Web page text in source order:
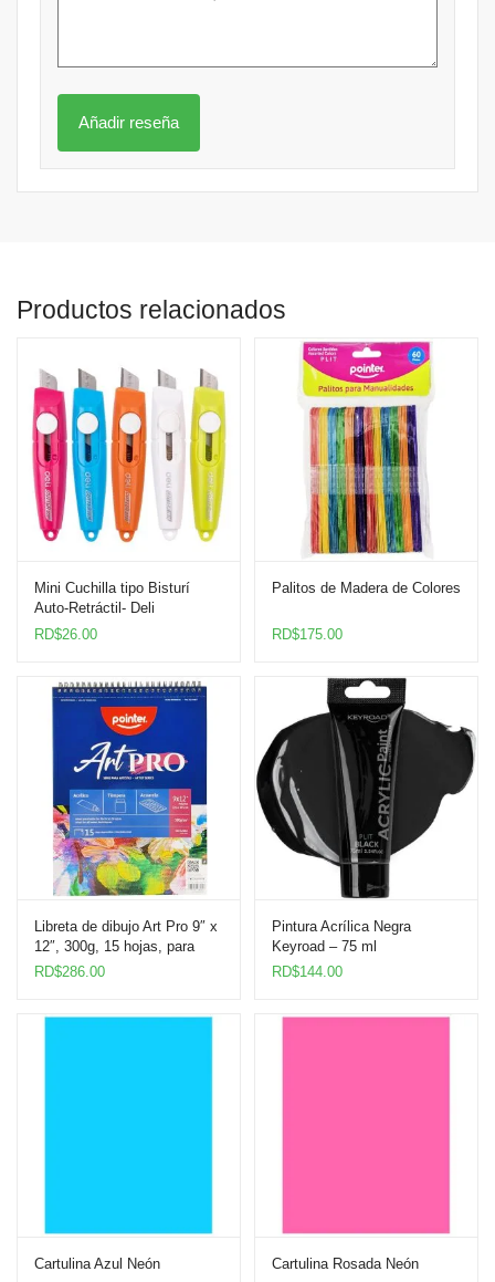
Productos relacionados
Mini Cuchilla tipo Bisturí
Auto-Retráctil- Deli
RD$26.00
Palitos de Madera de Colores
RD$175.00
Libreta de dibujo Art Pro 9″ x
12″, 300g, 15 hojas, para
técnicas de agua
RD$286.00
Pintura Acrílica Negra
Keyroad – 75 ml
RD$144.00
Cartulina Azul Neón Cartulina Rosada Neón